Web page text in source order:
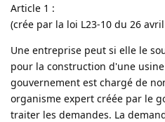
Article 1 :
(crée par la loi L23-10 du 26
Une entreprise peut si elle le
pour la construction d'une
gouvernement est chargé de
organisme expert créée par le
traiter les demandes. La